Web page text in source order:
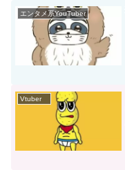
エンタメ系YouTuber
Vtuber